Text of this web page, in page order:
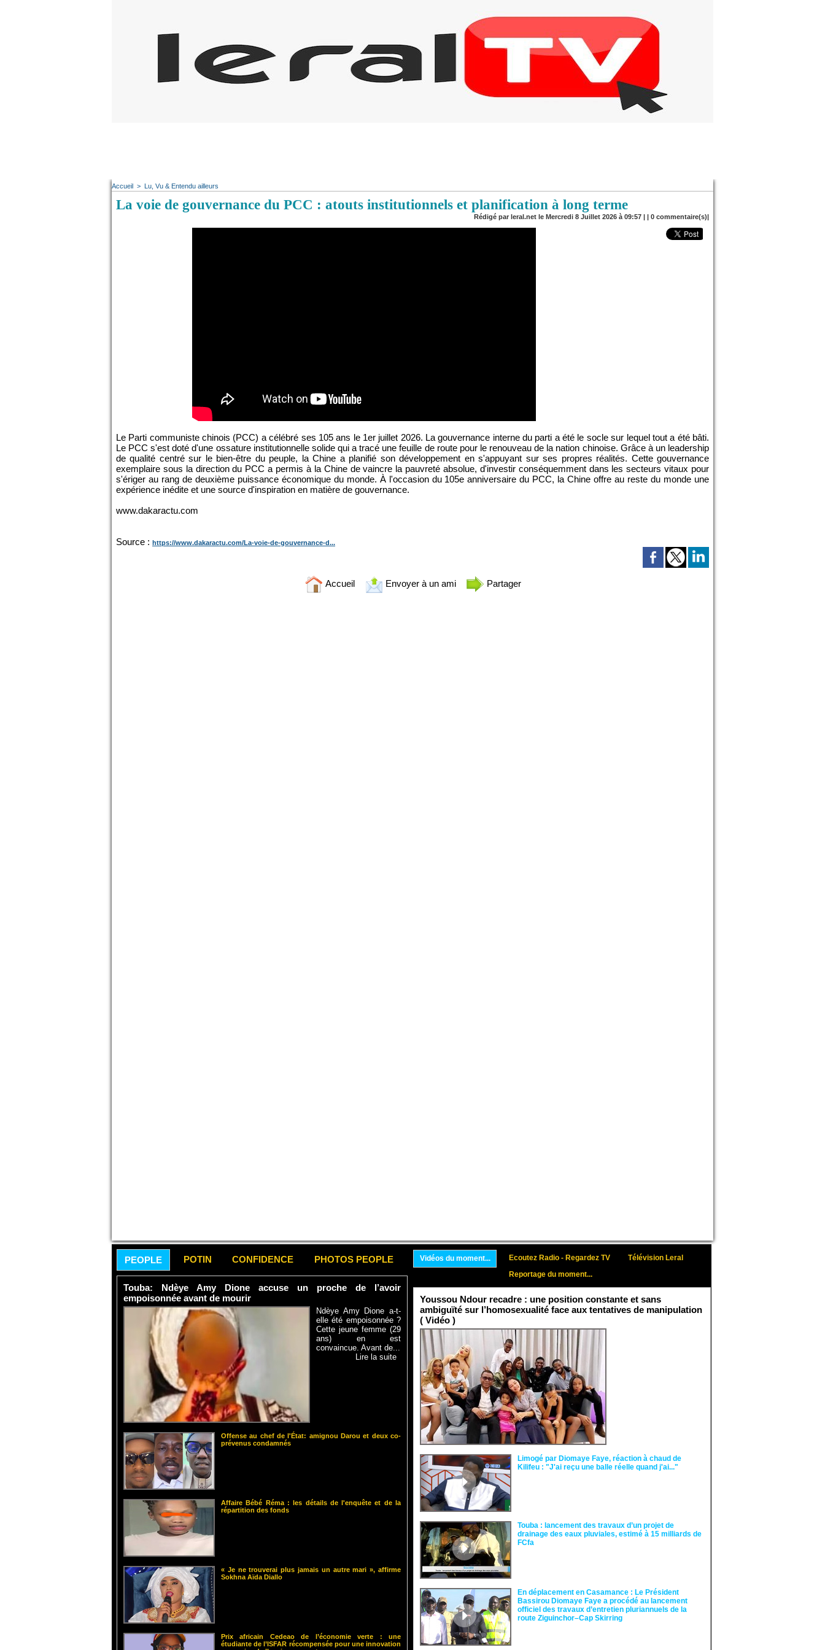
Accueil > Lu, Vu & Entendu ailleurs
La voie de gouvernance du PCC : atouts institutionnels et planification à long terme
Rédigé par leral.net le Mercredi 8 Juillet 2026 à 09:57 | | 0 commentaire(s)|
Le Parti communiste chinois (PCC) a célébré ses 105 ans le 1er juillet 2026. La gouvernance interne du parti a été le socle sur lequel tout a été bâti.
Le PCC s'est doté d'une ossature institutionnelle solide qui a tracé une feuille de route pour le renouveau de la nation chinoise. Grâce à un leadership
de qualité centré sur le bien-être du peuple, la Chine a planifié son développement en s'appuyant sur ses propres réalités. Cette gouvernance
exemplaire sous la direction du PCC a permis à la Chine de vaincre la pauvreté absolue, d'investir conséquemment dans les secteurs vitaux pour
s'ériger au rang de deuxième puissance économique du monde. À l'occasion du 105e anniversaire du PCC, la Chine offre au reste du monde une
expérience inédite et une source d'inspiration en matière de gouvernance.
www.dakaractu.com
Source : https://www.dakaractu.com/La-voie-de-gouvernance-d...
Accueil Envoyer à un ami Partager
PEOPLE POTIN CONFIDENCE PHOTOS PEOPLE
Touba: Ndèye Amy Dione accuse un proche de l’avoir
empoisonnée avant de mourir
Ndèye Amy Dione a-t-
elle été empoisonnée ?
Cette jeune femme (29
ans) en est
convaincue. Avant de...
Lire la suite
Offense au chef de l'État: amignou Darou et deux co-
prévenus condamnés
Affaire Bébé Réma : les détails de l'enquête et de la
répartition des fonds
« Je ne trouverai plus jamais un autre mari », affirme
Sokhna Aïda Diallo
Prix africain Cedeao de l’économie verte : une
étudiante de l’ISFAR récompensée pour une innovation
Vidéos du moment... Ecoutez Radio - Regardez TV
Télévision Leral
Reportage du moment...
Youssou Ndour recadre : une position constante et sans
ambiguïté sur l’homosexualité face aux tentatives de manipulation
( Vidéo )
Limogé par Diomaye Faye, réaction à chaud de
Kilifeu : "J'ai reçu une balle réelle quand j'ai..."
Touba : lancement des travaux d’un projet de
drainage des eaux pluviales, estimé à 15 milliards de
FCfa ‎
En déplacement en Casamance : Le Président
Bassirou Diomaye Faye a procédé au lancement
officiel des travaux d’entretien pluriannuels de la
route Ziguinchor–Cap Skirring